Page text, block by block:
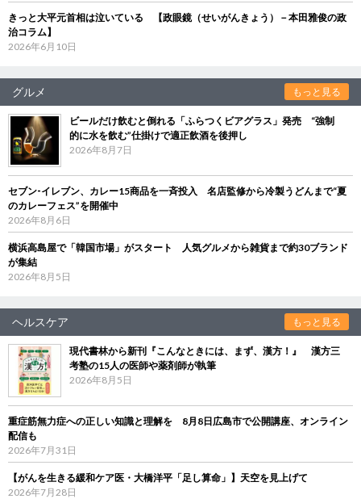
きっと大平元首相は泣いている 【政眼鏡（せいがんきょう）－本田雅俊の政
治コラム】
2026年6月10日
グルメ もっと見る
ビールだけ飲むと倒れる「ふらつくビアグラス」発売 “強制
的に水を飲む”仕掛けで適正飲酒を後押し
2026年8月7日
セブン‐イレブン、カレー15商品を一斉投入 名店監修から冷製うどんまで“夏
のカレーフェス”を開催中
2026年8月6日
横浜高島屋で「韓国市場」がスタート 人気グルメから雑貨まで約30ブランド
が集結
2026年8月5日
ヘルスケア もっと見る
現代書林から新刊『こんなときには、まず、漢方！』 漢方三
考塾の15人の医師や薬剤師が執筆
2026年8月5日
重症筋無力症への正しい知識と理解を 8月8日広島市で公開講座、オンライン
配信も
2026年7月31日
【がんを生きる緩和ケア医・大橋洋平「足し算命」】天空を見上げて
2026年7月28日